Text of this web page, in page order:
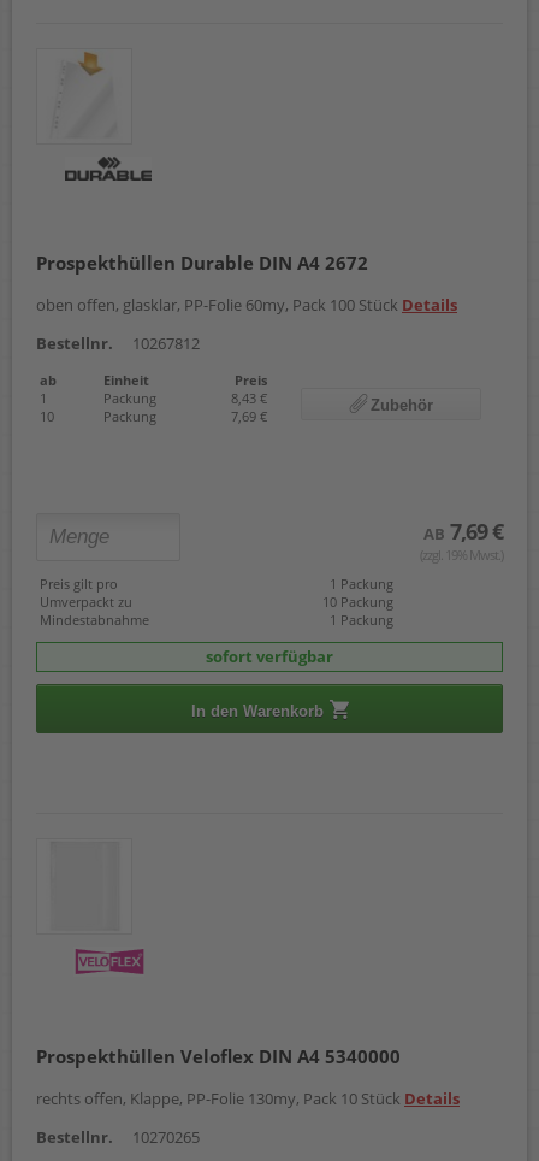
Prospekthüllen Durable DIN A4 2672
oben offen, glasklar, PP-Folie 60my, Pack 100 Stück Details
Bestellnr.
10267812
ab Einheit
Preis
1
Packung
8,43 €
10
Packung 7,69 €
Zubehör
AB 7,69 €
(zzgl. 19% Mwst.)
Preis gilt pro
1 Packung
Umverpackt zu
10 Packung
Mindestabnahme
1 Packung
sofort verfügbar
In den Warenkorb
Prospekthüllen Veloflex DIN A4 5340000
rechts offen, Klappe, PP-Folie 130my, Pack 10 Stück Details
Bestellnr.
10270265